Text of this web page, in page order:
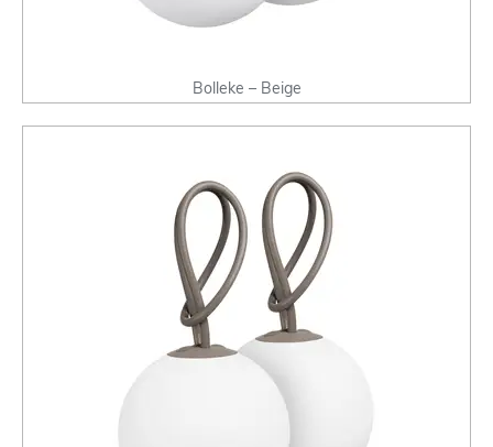
Bolleke – Beige